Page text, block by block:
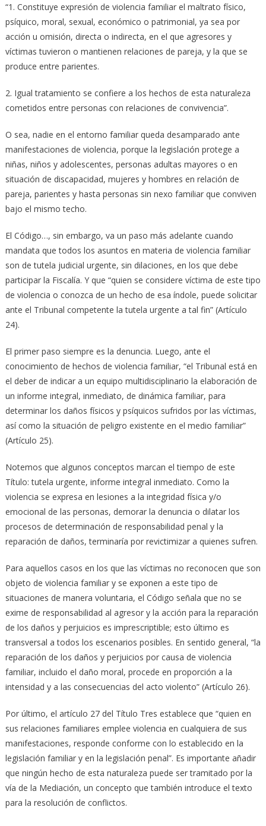
“1. Constituye expresión de violencia familiar el maltrato físico,
psíquico, moral, sexual, económico o patrimonial, ya sea por
acción u omisión, directa o indirecta, en el que agresores y
víctimas tuvieron o mantienen relaciones de pareja, y la que se
produce entre parientes.
2. Igual tratamiento se confiere a los hechos de esta naturaleza
cometidos entre personas con relaciones de convivencia”.
O sea, nadie en el entorno familiar queda desamparado ante
manifestaciones de violencia, porque la legislación protege a
niñas, niños y adolescentes, personas adultas mayores o en
situación de discapacidad, mujeres y hombres en relación de
pareja, parientes y hasta personas sin nexo familiar que conviven
bajo el mismo techo.
El Código…, sin embargo, va un paso más adelante cuando
mandata que todos los asuntos en materia de violencia familiar
son de tutela judicial urgente, sin dilaciones, en los que debe
participar la Fiscalía. Y que “quien se considere víctima de este tipo
de violencia o conozca de un hecho de esa índole, puede solicitar
ante el Tribunal competente la tutela urgente a tal fin” (Artículo
24).
El primer paso siempre es la denuncia. Luego, ante el
conocimiento de hechos de violencia familiar, “el Tribunal está en
el deber de indicar a un equipo multidisciplinario la elaboración de
un informe integral, inmediato, de dinámica familiar, para
determinar los daños físicos y psíquicos sufridos por las víctimas,
así como la situación de peligro existente en el medio familiar”
(Artículo 25).
Notemos que algunos conceptos marcan el tiempo de este
Título: tutela urgente, informe integral inmediato. Como la
violencia se expresa en lesiones a la integridad física y/o
emocional de las personas, demorar la denuncia o dilatar los
procesos de determinación de responsabilidad penal y la
reparación de daños, terminaría por revictimizar a quienes sufren.
Para aquellos casos en los que las víctimas no reconocen que son
objeto de violencia familiar y se exponen a este tipo de
situaciones de manera voluntaria, el Código señala que no se
exime de responsabilidad al agresor y la acción para la reparación
de los daños y perjuicios es imprescriptible; esto último es
transversal a todos los escenarios posibles. En sentido general, “la
reparación de los daños y perjuicios por causa de violencia
familiar, incluido el daño moral, procede en proporción a la
intensidad y a las consecuencias del acto violento” (Artículo 26).
Por último, el artículo 27 del Título Tres establece que “quien en
sus relaciones familiares emplee violencia en cualquiera de sus
manifestaciones, responde conforme con lo establecido en la
legislación familiar y en la legislación penal”. Es importante añadir
que ningún hecho de esta naturaleza puede ser tramitado por la
vía de la Mediación, un concepto que también introduce el texto
para la resolución de conflictos.